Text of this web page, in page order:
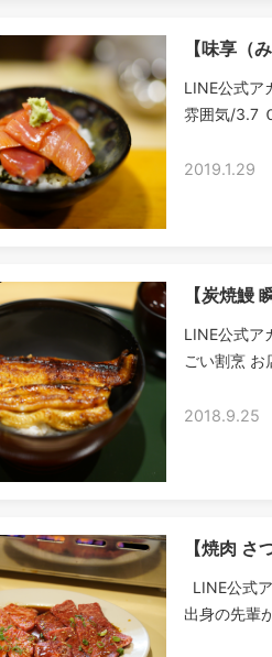
【味享（
LINE公式
雰囲気/3.7
2019.1.29
【炭焼鰻
LINE公式
ごい割烹 お
2018.9.25
【焼肉
LINE公式
出身の先輩